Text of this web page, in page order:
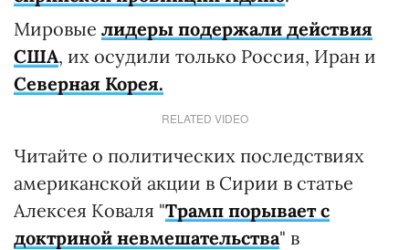
Мировые лидеры подержали действия
США, их осудили только Россия, Иран и
Северная Корея.
RELATED VIDEO
Читайте о политических последствиях
американской акции в Сирии в статье
Алексея Коваля "Трамп порывает с
доктриной невмешательства" в